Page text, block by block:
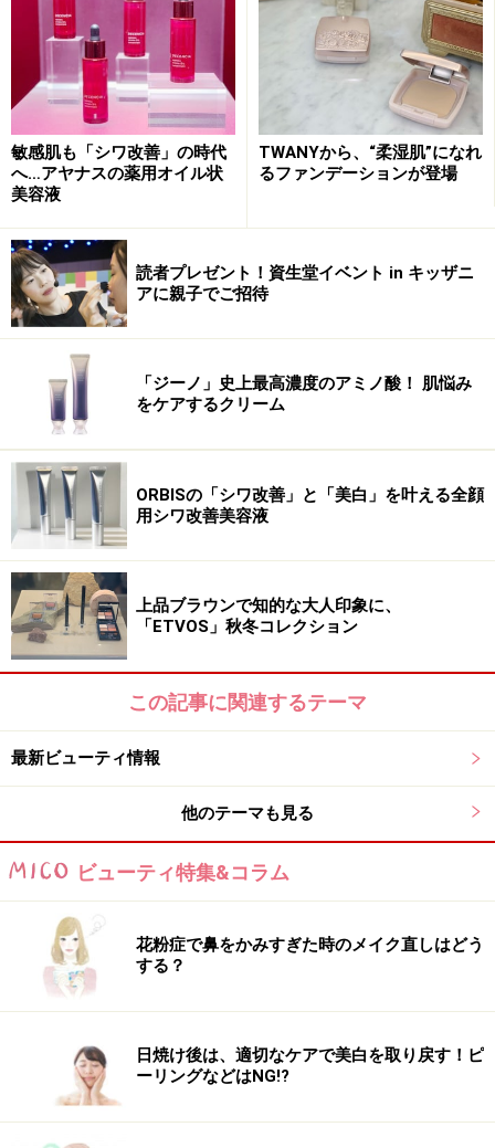
ディシラ ルースパウダーa 10000円（税抜）
ディシラ ルースパウダーa（携帯用）5000円（税抜）
ディシラ ローズメルト＜部分用ファンデーション＞
2色 各5000円（税抜）
すべて2015年3月21日（土）発売
■お問い合わせ
電話番号：0120-08-1826
※記事内容は執筆時点のものです。最新の内容をご確認くださ
※個人の体質、また、誤った方法による実践に起因して肌荒れや
不調を引き起こす場合があります。実践の際には、必ず自身の体
質及び健康状態を十分に考慮し、正しい方法で行ってください。
また、全ての方への有効性を保証するものではありません。
敏感肌も「シワ改善」の時代
へ…アヤナスの薬用オイル状
美容液
TWANYから、“柔湿肌”になれ
るファンデーションが登場
読者プレゼント！資生堂イベント in キッザニ
アに親子でご招待
「ジーノ」史上最高濃度のアミノ酸！ 肌悩み
をケアするクリーム
ORBISの「シワ改善」と「美白」を叶える全顔
用シワ改善美容液
上品ブラウンで知的な大人印象に、
「ETVOS」秋冬コレクション
この記事に関連するテーマ
最新ビューティ情報
他のテーマも見る
ビューティ特集&コラム
花粉症で鼻をかみすぎた時のメイク直しはどう
する？
日焼け後は、適切なケアで美白を取り戻す！ピ
ーリングなどはNG!?